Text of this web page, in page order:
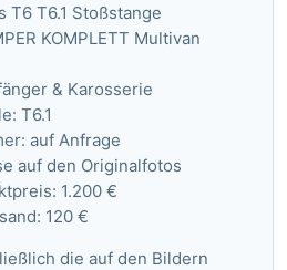
T6 T6.1 Stoßstange
KOMPLETT Multivan
& Karosserie
T6.1
auf Anfrage
auf den Originalfotos
1.200 €
120 €
die auf den Bildern